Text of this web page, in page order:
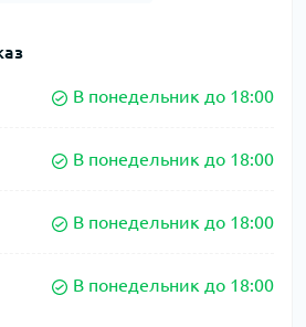
В понедельник до 18:00
В понедельник до 18:00
В понедельник до 18:00
В понедельник до 18:00